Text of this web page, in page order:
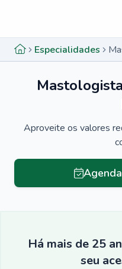
Especialidades
Aproveite os valores
Há mais de 25
seu